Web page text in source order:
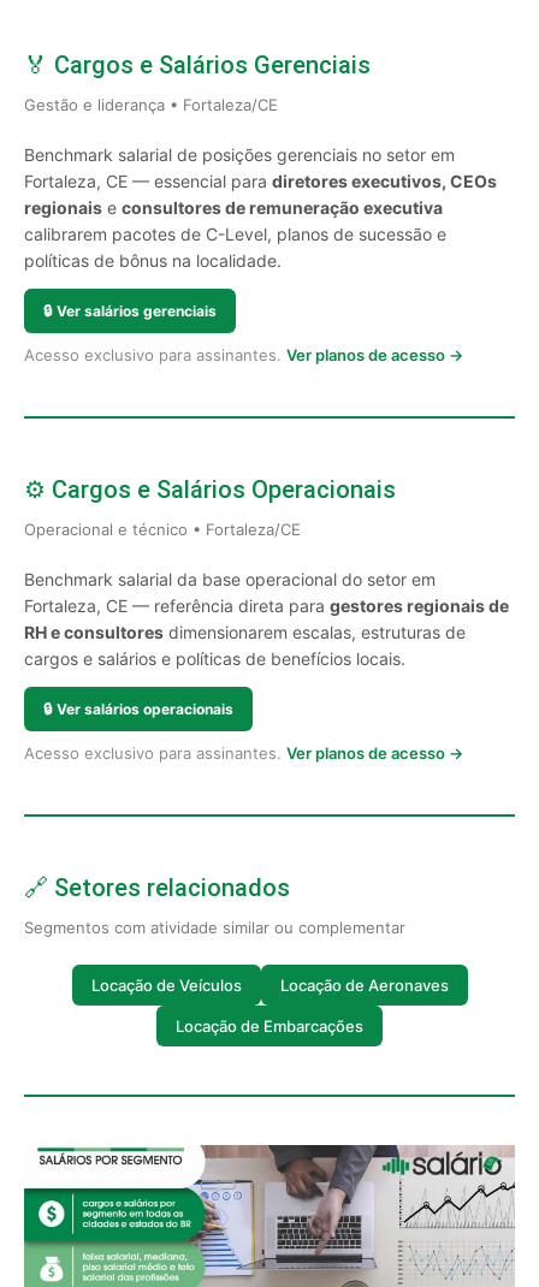
🏅 Cargos e Salários Gerenciais
Gestão e liderança • Fortaleza/CE
Benchmark salarial de posições gerenciais no setor em
Fortaleza, CE — essencial para diretores executivos, CEOs
regionais e consultores de remuneração executiva
calibrarem pacotes de C-Level, planos de sucessão e
políticas de bônus na localidade.
🔒 Ver salários gerenciais
Acesso exclusivo para assinantes. Ver planos de acesso →
⚙️ Cargos e Salários Operacionais
Operacional e técnico • Fortaleza/CE
Benchmark salarial da base operacional do setor em
Fortaleza, CE — referência direta para gestores regionais de
RH e consultores dimensionarem escalas, estruturas de
cargos e salários e políticas de benefícios locais.
🔒 Ver salários operacionais
Acesso exclusivo para assinantes. Ver planos de acesso →
🔗 Setores relacionados
Segmentos com atividade similar ou complementar
Locação de Veículos Locação de Aeronaves
Locação de Embarcações